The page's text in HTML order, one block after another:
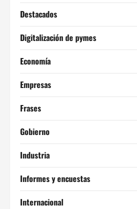
Destacados
Digitalización de pymes
Economía
Empresas
Frases
Gobierno
Industria
Informes y encuestas
Internacional